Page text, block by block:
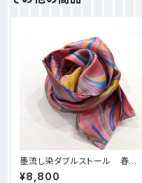
墨流し染ダブルストール 春線
柄-D12
¥8,800